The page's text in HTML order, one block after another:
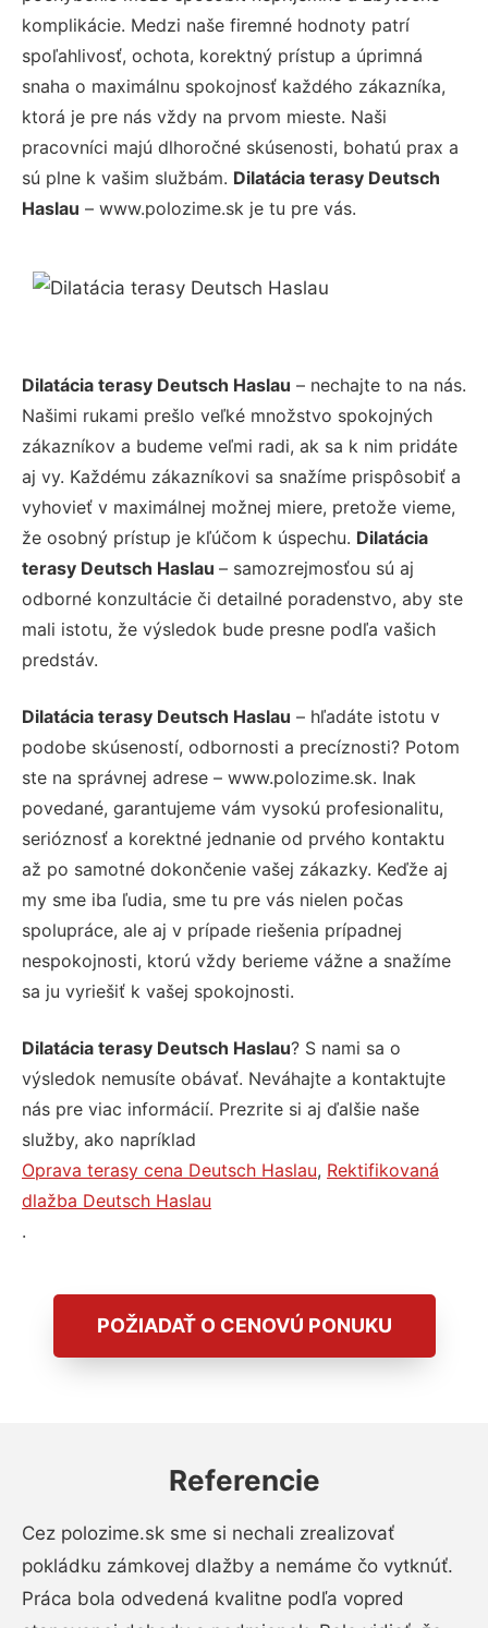
komplikácie. Medzi naše firemné hodnoty patrí
spoľahlivosť, ochota, korektný prístup a úprimná
snaha o maximálnu spokojnosť každého zákazníka,
ktorá je pre nás vždy na prvom mieste. Naši
pracovníci majú dlhoročné skúsenosti, bohatú prax a
sú plne k vašim službám. Dilatácia terasy Deutsch
Haslau – www.polozime.sk je tu pre vás.
Dilatácia terasy Deutsch Haslau – nechajte to na nás.
Našimi rukami prešlo veľké množstvo spokojných
zákazníkov a budeme veľmi radi, ak sa k nim pridáte
aj vy. Každému zákazníkovi sa snažíme prispôsobiť a
vyhovieť v maximálnej možnej miere, pretože vieme,
že osobný prístup je kľúčom k úspechu. Dilatácia
terasy Deutsch Haslau – samozrejmosťou sú aj
odborné konzultácie či detailné poradenstvo, aby ste
mali istotu, že výsledok bude presne podľa vašich
predstáv.
Dilatácia terasy Deutsch Haslau – hľadáte istotu v
podobe skúseností, odbornosti a precíznosti? Potom
ste na správnej adrese – www.polozime.sk. Inak
povedané, garantujeme vám vysokú profesionalitu,
serióznosť a korektné jednanie od prvého kontaktu
až po samotné dokončenie vašej zákazky. Keďže aj
my sme iba ľudia, sme tu pre vás nielen počas
spolupráce, ale aj v prípade riešenia prípadnej
nespokojnosti, ktorú vždy berieme vážne a snažíme
sa ju vyriešiť k vašej spokojnosti.
Dilatácia terasy Deutsch Haslau? S nami sa o
výsledok nemusíte obávať. Neváhajte a kontaktujte
nás pre viac informácií. Prezrite si aj ďalšie naše
služby, ako napríklad
Oprava terasy cena Deutsch Haslau, Rektifikovaná
dlažba Deutsch Haslau
.
POŽIADAŤ O CENOVÚ PONUKU
Referencie
Cez polozime.sk sme si nechali zrealizovať
pokládku zámkovej dlažby a nemáme čo vytknúť.
Práca bola odvedená kvalitne podľa vopred